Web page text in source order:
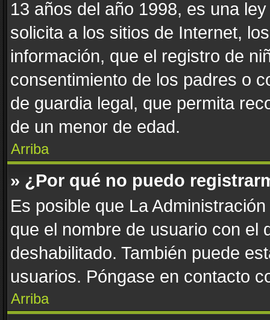
13 años del año 1998, es una
solicita a los sitios de Internet,
información, que el registro de
consentimiento de los padres o
de guardia legal, que permita
de un menor de edad.
Arriba
» ¿Por qué no puedo
Es posible que La
que el nombre de usuario con el
deshabilitado. También puede
usuarios. Póngase en contacto
Arriba